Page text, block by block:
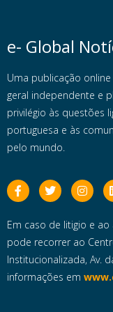
e- Global
Uma publicação
geral independente e
privilégio às questões
portuguesa e às
pelo mundo.
Em caso de litigio e
pode recorrer ao
Institucionalizada, Av.
informações em